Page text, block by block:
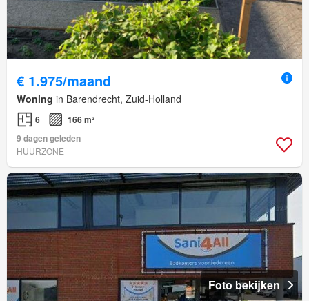
€ 1.975/maand
Woning in Barendrecht, Zuid-Holland
6
166 m²
9 dagen geleden
HUURZONE
Foto bekijken